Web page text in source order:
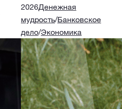
2026Денежная
мудрость/Банковское
дело/Экономика